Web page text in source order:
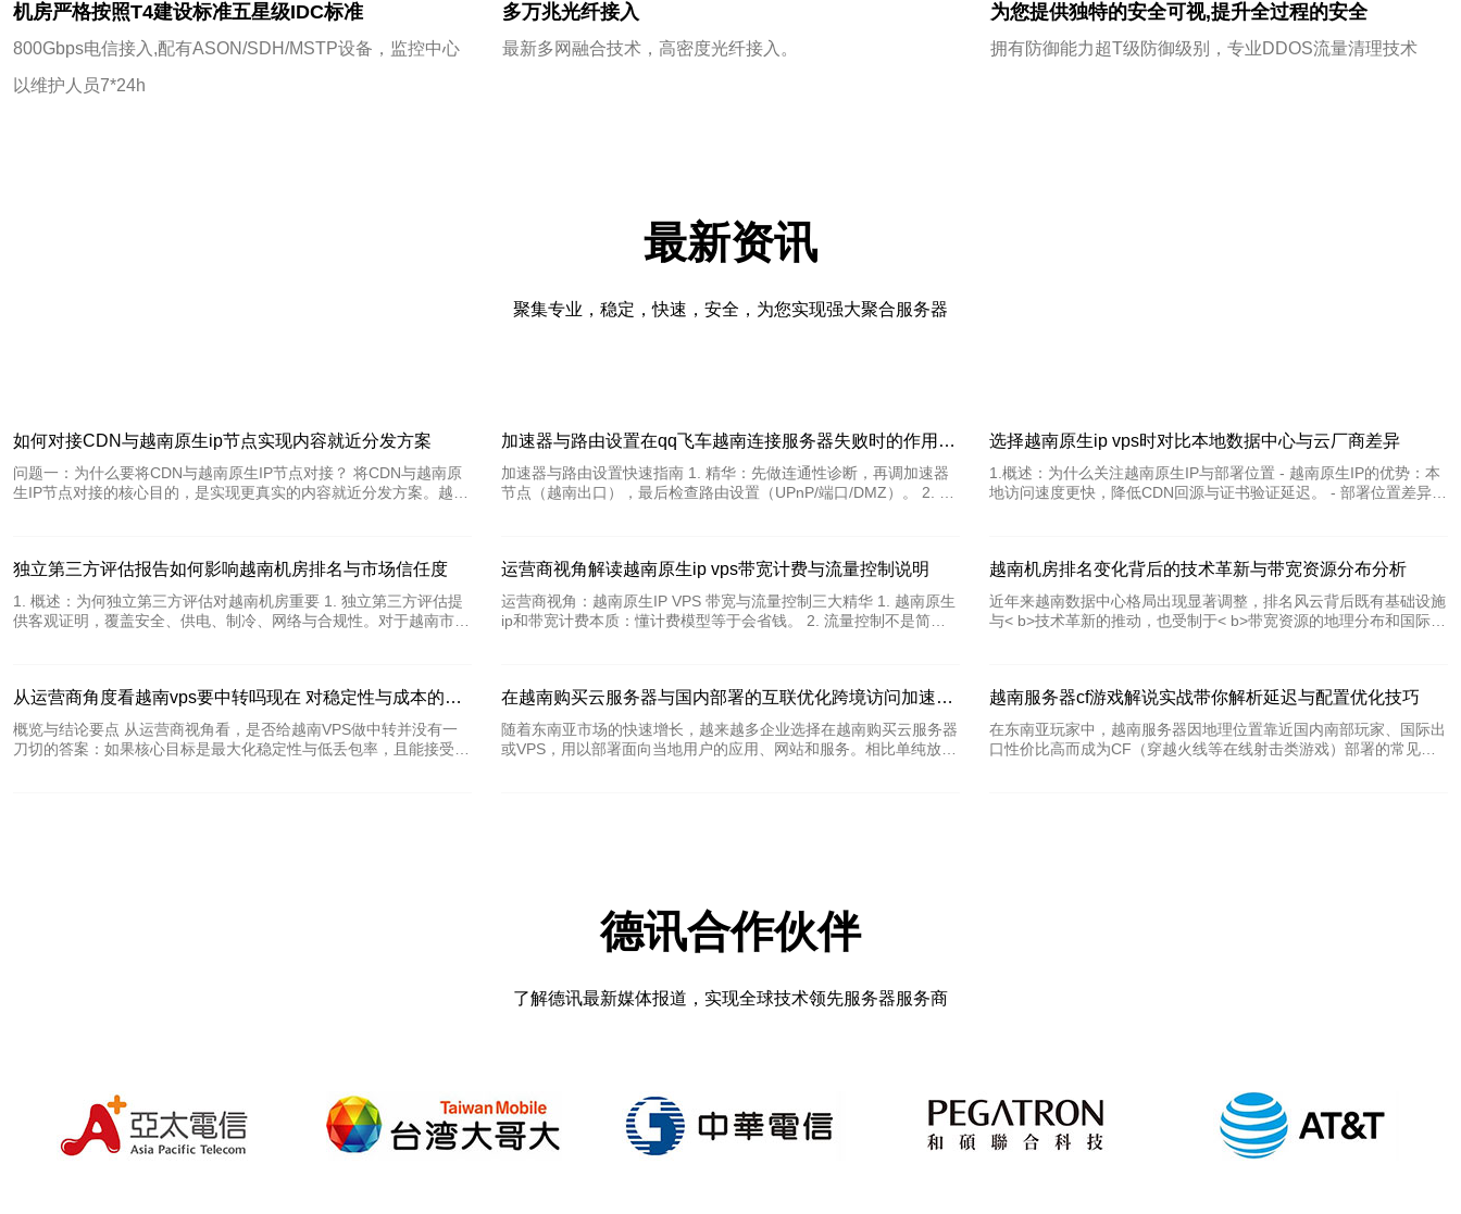
机房严格按照T4建设标准五星级IDC标准
800Gbps电信接入,配有ASON/SDH/MSTP设备，监控中心
以维护人员7*24h
多万兆光纤接入
最新多网融合技术，高密度光纤接入。
为您提供独特的安全可视,提升全过程的安全
拥有防御能力超T级防御级别，专业DDOS流量清理技术
最新资讯
聚集专业，稳定，快速，安全，为您实现强大聚合服务器
如何对接CDN与越南原生ip节点实现内容就近分发方案
问题一：为什么要将CDN与越南原生IP节点对接？ 将CDN与越南原
生IP节点对接的核心目的，是实现更真实的内容就近分发方案。越南
助于绕过部分跨境透明代理或审查影响，并且更容易通过本地网络运
营商的质量检测与白名单策略。 优势细分 从技术与业务角度看，优
势包括：降低RTT、提高缓存命中、减少回源流量费用、提升用户留
存与转化率。这些都是衡量内容就近分发方案效果的重要指标。 问
加速器与路由设置在qq飞车越南连接服务器失败时的作用说明
加速器与路由设置快速指南 1. 精华：先做连通性诊断，再调加速器
节点（越南出口），最后检查路由设置（UPnP/端口/DMZ）。 2. 精
能被封号或造成更大丢包，务必谨慎。 作为具有10年网络与游戏加
速优化经验的作者，我将用实战视角说明为什么加速器和路由设置在
QQ飞车连接越南服务器失败时至关重要，并给出可复制的修复步
骤，保证符合谷歌EEAT标准：经验、专业与可信。 首先要明白两个
选择越南原生ip vps时对比本地数据中心与云厂商差异
1.概述：为什么关注越南原生IP与部署位置 - 越南原生IP的优势：本
地访问速度更快，降低CDN回源与证书验证延迟。 - 部署位置差异重
合规在越南可能要求本地IP/机房。 - 决策要素：延迟、吞吐、SLA、
计费、DDoS能力与技术支持响应时间。 2.网络与延迟对比（示例数
据） - 本地数据中心典型延迟：从胡志明市到越南本地IDC，ICMP平
均延迟约 3–12 ms（示例测得）。 - 区域云厂商出
独立第三方评估报告如何影响越南机房排名与市场信任度
1. 概述：为何独立第三方评估对越南机房重要 1. 独立第三方评估提
供客观证明，覆盖安全、供电、制冷、网络与合规性。对于越南市
目标与KPI 2. 明确目标：提升在行业榜单排名、满足国际客户合规、
用于招投标。设定可量化KPI，例如PUE≤1.6、年可用性≥99.995%、
网络延迟≤20ms主要节点、SOC2或ISO27001认证时间表。写成一
页目标文档，用于与评估机构沟通。 3. 第二步：选择合适的第三方
运营商视角解读越南原生ip vps带宽计费与流量控制说明
运营商视角：越南原生IP VPS 带宽与流量控制三大精华 1. 越南原生
ip和带宽计费本质：懂计费模型等于会省钱。 2. 流量控制不是简单
痛点与实战技巧，帮助技术与采购决策者做出更聪明的选择。 首先
必须明确两类主流计费方式：按带宽峰值（常见为95峰值计费）与按
实际流量计费。运营商通常会宣称“无限流量”，但背后多数采用峰值
或配额策略，表面免费实则通过峰值与流量清洗转嫁成
越南机房排名变化背后的技术革新与带宽资源分布分析
近年来越南数据中心格局出现显著调整，排名风云背后既有基础设施
与< b>技术革新的推动，也受制于< b>带宽资源的地理分布和国际链
源分布有多少变化？ 过去五年越南数据中心容量增长了数倍，尤其
在南北两大都市圈扩张明显。沿海城市因海底光缆落点而成为带宽密
集区，带宽资源更多集中在胡志明市与河内，内陆城市增速较快但起
点较低。总体看，带宽与电力、场地可用性共同决定了新增机房的规
从运营商角度看越南vps要中转吗现在 对稳定性与成本的权衡分析
概览与结论要点 从运营商视角看，是否给越南VPS做中转并没有一
刀切的答案：如果核心目标是最大化稳定性与低丢包率，且能接受较
在越南购买云服务器与国内部署的互联优化跨境访问加速方案
随着东南亚市场的快速增长，越来越多企业选择在越南购买云服务器
或VPS，用以部署面向当地用户的应用、网站和服务。相比单纯放在
DNS与直连国内节点的越南云服务
越南服务器cf游戏解说实战带你解析延迟与配置优化技巧
在东南亚玩家中，越南服务器因地理位置靠近国内南部玩家、国际出
口性价比高而成为CF（穿越火线等在线射击类游戏）部署的常见选
德讯合作伙伴
了解德讯最新媒体报道，实现全球技术领先服务器服务商